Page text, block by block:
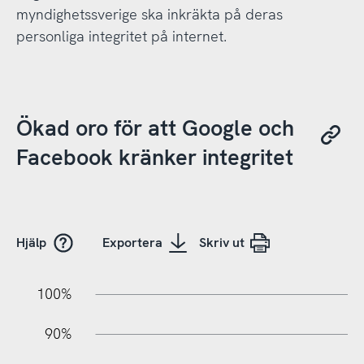
myndighetssverige ska inkräkta på deras
personliga integritet på internet.
Ökad oro för att Google och
Facebook kränker integritet
Hjälp Exportera Skriv ut
100%
90%